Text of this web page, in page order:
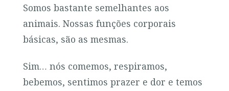
Somos bastante semelhantes aos
animais. Nossas funções corporais
básicas, são as mesmas.
Sim… nós comemos, respiramos,
bebemos, sentimos prazer e dor e temos